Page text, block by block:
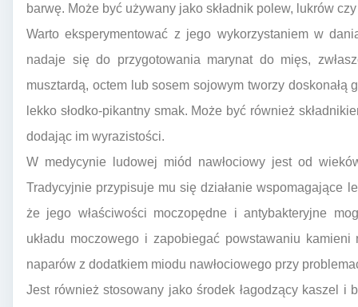
barwę. Może być używany jako składnik polew, lukrów
Warto eksperymentować z jego wykorzystaniem w
nadaje się do przygotowania marynat do mięs,
musztardą, octem lub sosem sojowym tworzy
lekko słodko-pikantny smak. Może być również
dodając im wyrazistości.
W medycynie ludowej miód nawłociowy jest od
Tradycyjnie przypisuje mu się działanie wspomagające
że jego właściwości moczopędne i antybakteryjne
układu moczowego i zapobiegać powstawaniu
naparów z dodatkiem miodu nawłociowego przy
Jest również stosowany jako środek łagodzący kaszel i